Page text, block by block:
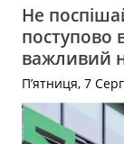
Не
поступово
важливий
П’ятниця, 7